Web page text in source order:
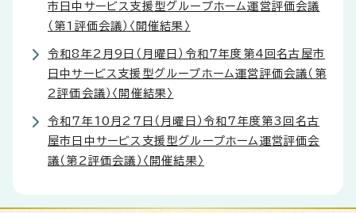
市日中サービス支援型グループホーム運営評価会議
（第1評価会議）〈開催結果〉
令和8年2月9日（月曜日）令和7年度第4回名古屋市
日中サービス支援型グループホーム運営評価会議（第
2評価会議）〈開催結果〉
令和7年10月27日（月曜日）令和7年度第3回名古
屋市日中サービス支援型グループホーム運営評価会
議（第2評価会議）〈開催結果〉